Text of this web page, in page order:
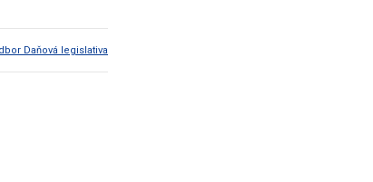
Daňová legislativa